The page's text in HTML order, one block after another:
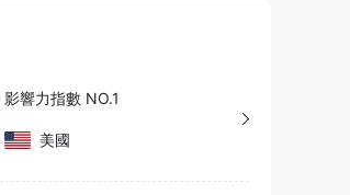
影響力指數 NO.1
美國